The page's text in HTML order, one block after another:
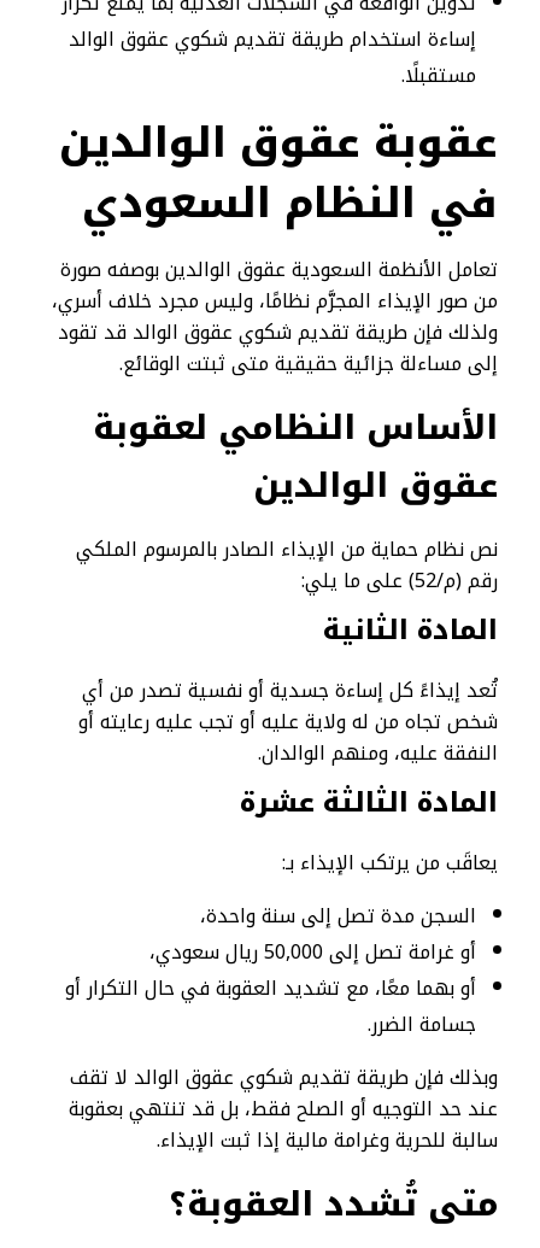
إساءة استخدام طريقة تقديم شكوي عقوق الوالد
مستقبلًا.
عقوبة عقوق الوالدين
في النظام السعودي
تعامل الأنظمة السعودية عقوق الوالدين بوصفه صورة
من صور الإيذاء المجرَّم نظامًا، وليس مجرد خلاف أسري،
ولذلك فإن طريقة تقديم شكوي عقوق الوالد قد تقود
إلى مساءلة جزائية حقيقية متى ثبتت الوقائع.
الأساس النظامي لعقوبة
عقوق الوالدين
نص نظام حماية من الإيذاء الصادر بالمرسوم الملكي
رقم (م/52) على ما يلي:
المادة الثانية
تُعد إيذاءً كل إساءة جسدية أو نفسية تصدر من أي
شخص تجاه من له ولاية عليه أو تجب عليه رعايته أو
النفقة عليه، ومنهم الوالدان.
المادة الثالثة عشرة
يعاقَب من يرتكب الإيذاء بـ:
السجن مدة تصل إلى سنة واحدة،
أو غرامة تصل إلى 50,000 ريال سعودي،
أو بهما معًا، مع تشديد العقوبة في حال التكرار أو
جسامة الضرر.
وبذلك فإن طريقة تقديم شكوي عقوق الوالد لا تقف
عند حد التوجيه أو الصلح فقط، بل قد تنتهي بعقوبة
سالبة للحرية وغرامة مالية إذا ثبت الإيذاء.
متى تُشدد العقوبة؟